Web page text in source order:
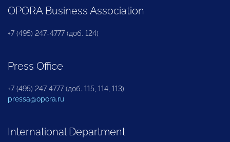
OPORA Business Association
+7 (495) 247-4777 (доб. 124)
Press Office
+7 (495) 247 4777 (доб. 115, 114, 113)
pressa@opora.ru
International Department